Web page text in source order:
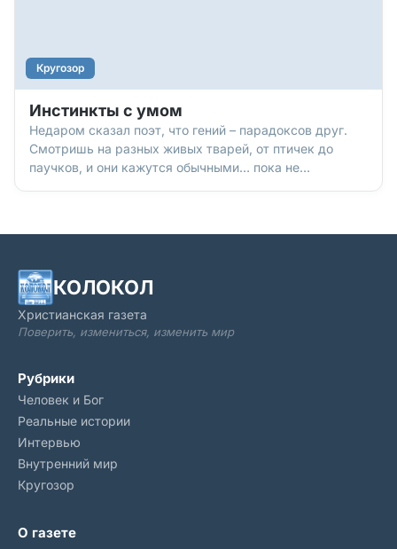
Кругозор
Инстинкты с умом
Недаром сказал поэт, что гений – парадоксов друг.
Смотришь на разных живых тварей, от птичек до
паучков, и они кажутся обычными… пока не
гениальным, буквально Богом. И этот Гений –
действительно парадоксов друг. Вот, например…
КОЛОКОЛ
Христианская газета
Поверить, измениться, изменить мир
Рубрики
Человек и Бог
Реальные истории
Интервью
Внутренний мир
Кругозор
О газете